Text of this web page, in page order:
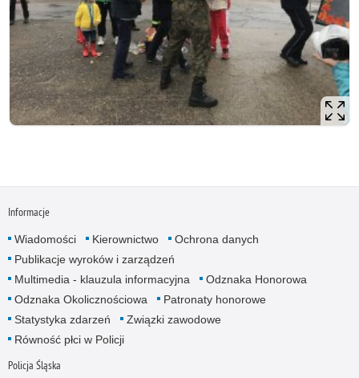
Informacje
Wiadomości Kierownictwo
Ochrona danych
Publikacje wyroków i zarządzeń
Multimedia - klauzula informacyjna
Odznaka Honorowa
Odznaka Okolicznościowa
Patronaty honorowe
Statystyka zdarzeń
Związki zawodowe
Równość płci w Policji
Policja Śląska